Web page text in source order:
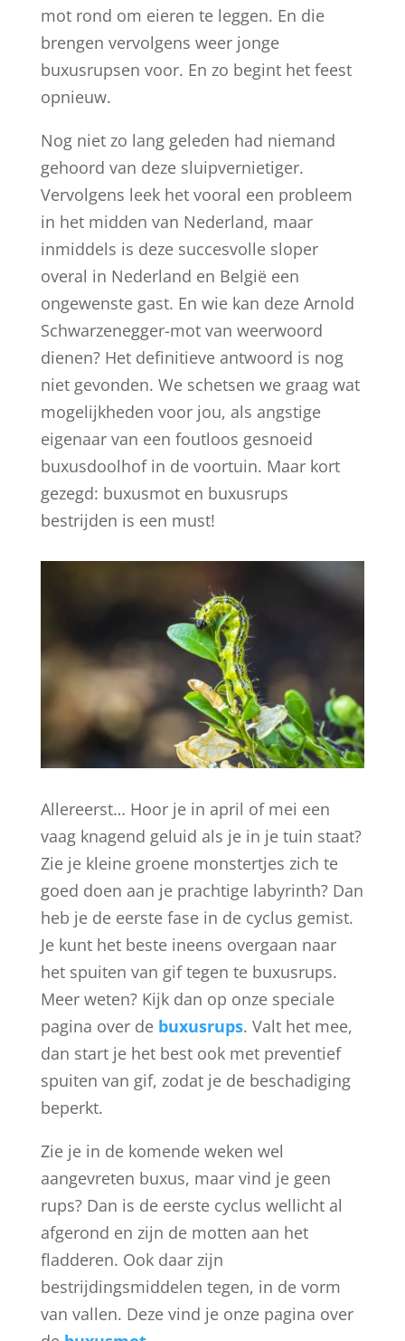
mot rond om eieren te leggen. En die
brengen vervolgens weer jonge
buxusrupsen voor. En zo begint het feest
opnieuw.
Nog niet zo lang geleden had niemand
gehoord van deze sluipvernietiger.
Vervolgens leek het vooral een probleem
in het midden van Nederland, maar
inmiddels is deze succesvolle sloper
overal in Nederland en België een
ongewenste gast. En wie kan deze Arnold
Schwarzenegger-mot van weerwoord
dienen? Het definitieve antwoord is nog
niet gevonden. We schetsen we graag wat
mogelijkheden voor jou, als angstige
eigenaar van een foutloos gesnoeid
buxusdoolhof in de voortuin. Maar kort
gezegd: buxusmot en buxusrups
bestrijden is een must!
Allereerst… Hoor je in april of mei een
vaag knagend geluid als je in je tuin staat?
Zie je kleine groene monstertjes zich te
goed doen aan je prachtige labyrinth? Dan
heb je de eerste fase in de cyclus gemist.
Je kunt het beste ineens overgaan naar
het spuiten van gif tegen te buxusrups.
Meer weten? Kijk dan op onze speciale
pagina over de buxusrups. Valt het mee,
dan start je het best ook met preventief
spuiten van gif, zodat je de beschadiging
beperkt.
Zie je in de komende weken wel
aangevreten buxus, maar vind je geen
rups? Dan is de eerste cyclus wellicht al
afgerond en zijn de motten aan het
fladderen. Ook daar zijn
bestrijdingsmiddelen tegen, in de vorm
van vallen. Deze vind je onze pagina over